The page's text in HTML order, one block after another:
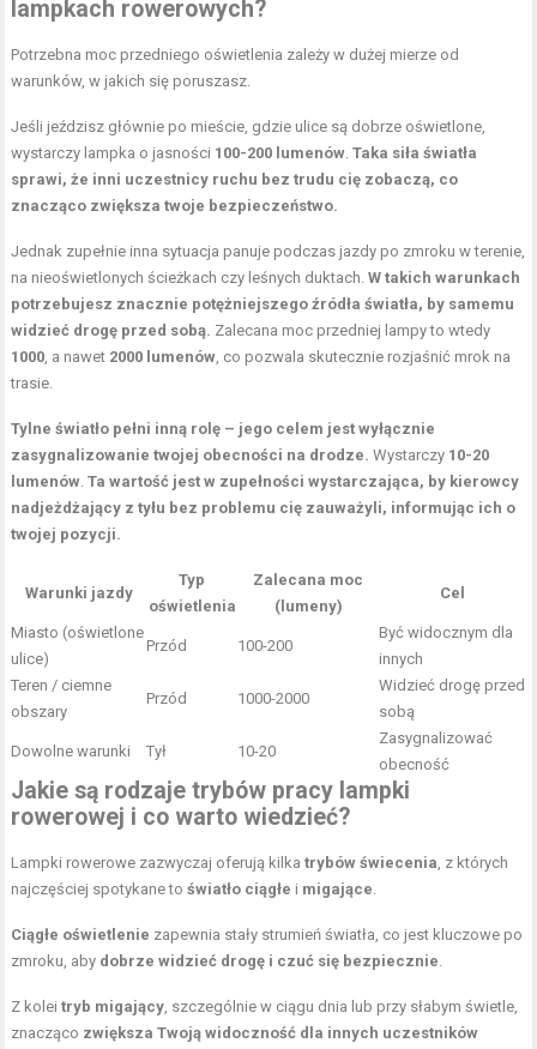
lampkach rowerowych?
Potrzebna moc przedniego oświetlenia zależy w dużej mierze od
warunków, w jakich się poruszasz.
Jeśli jeździsz głównie po mieście, gdzie ulice są dobrze oświetlone,
wystarczy lampka o jasności 100-200 lumenów.Taka siła światła
sprawi, że inni uczestnicy ruchu bez trudu cię zobaczą, co
znacząco zwiększa twoje bezpieczeństwo.
Jednak zupełnie inna sytuacja panuje podczas jazdy po zmroku w terenie,
na nieoświetlonych ścieżkach czy leśnych duktach.W takich warunkach
potrzebujesz znacznie potężniejszego źródła światła, by samemu
widzieć drogę przed sobą. Zalecana moc przedniej lampy to wtedy
1000, a nawet 2000 lumenów, co pozwala skutecznie rozjaśnić mrok na
trasie.
Tylne światło pełni inną rolę – jego celem jest wyłącznie
zasygnalizowanie twojej obecności na drodze. Wystarczy 10-20
lumenów.Ta wartość jest w zupełności wystarczająca, by kierowcy
nadjeżdżający z tyłu bez problemu cię zauważyli, informując ich o
twojej pozycji.
Warunki jazdy
Typ
oświetlenia
Zalecana moc
(lumeny)
Cel
Miasto (oświetlone
ulice)
Przód 100-200
Być widocznym dla
innych
Teren / ciemne
obszary
Przód 1000-2000
Widzieć drogę przed
sobą
Dowolne warunki Tył 10-20
Zasygnalizować
obecność
Jakie są rodzaje trybów pracy lampki
rowerowej i co warto wiedzieć?
Lampki rowerowe zazwyczaj oferują kilkatrybów świecenia, z których
najczęściej spotykane toświatło ciągłe i migające.
Ciągłe oświetlenie zapewnia stały strumień światła, co jest kluczowe po
zmroku, aby dobrze widzieć drogę i czuć się bezpiecznie.
Z koleitryb migający, szczególnie w ciągu dnia lub przy słabym świetle,
znacząco zwiększa Twoją widoczność dla innych uczestników